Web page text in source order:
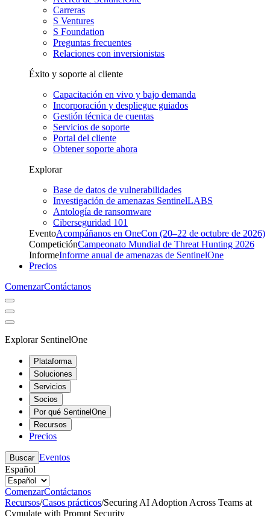
Carreras
S Ventures
S Foundation
Preguntas frecuentes
Relaciones con inversionistas
Éxito y soporte al cliente
Capacitación en vivo y bajo demanda
Incorporación y despliegue guiados
Gestión técnica de cuentas
Servicios de soporte
Portal del cliente
Obtener soporte ahora
Explorar
Base de datos de vulnerabilidades
Investigación de amenazas SentinelLABS
Antología de ransomware
Ciberseguridad 101
EventoAcompáñanos en OneCon (20–22 de octubre de 2026)
CompeticiónCampeonato Mundial de Threat Hunting 2026
InformeInforme anual de amenazas de SentinelOne
Precios
ComenzarContáctanos
Explorar SentinelOne
Plataforma
Soluciones
Servicios
Socios
Por qué SentinelOne
Recursos
Precios
Buscar Eventos
Español
ComenzarContáctanos
Recursos/Casos prácticos/Securing AI Adoption Across Teams at
Cymulate with Prompt Security